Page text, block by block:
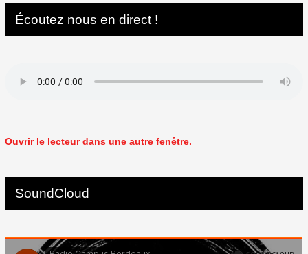
Écoutez nous en direct !
Ouvrir le lecteur dans une autre fenêtre.
SoundCloud